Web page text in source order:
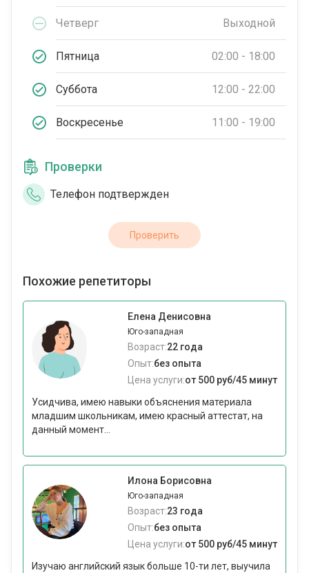
Четверг Выходной
Пятница 02:00 - 18:00
Суббота 12:00 - 22:00
Воскресенье 11:00 - 19:00
Проверки
Телефон подтвержден
Проверить
Похожие репетиторы
Елена Денисовна
Юго-западная
Возраст:22 года
Опыт:без опыта
Цена услуги:от 500 руб/45 минут
Усидчива, имею навыки объяснения материала
младшим школьникам, имею красный аттестат, на
данный момент...
Илона Борисовна
Юго-западная
Возраст:23 года
Опыт:без опыта
Цена услуги:от 500 руб/45 минут
Изучаю английский язык больше 10-ти лет, выучила